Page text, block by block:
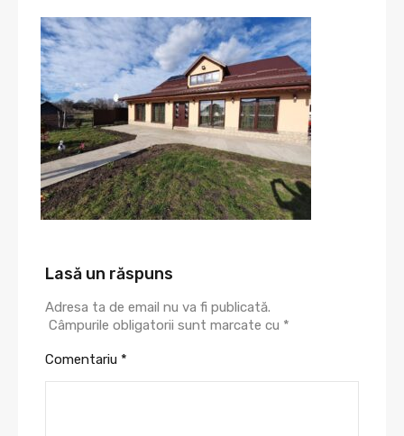
Lasă un răspuns
Adresa ta de email nu va fi publicată.
Câmpurile obligatorii sunt marcate cu *
Comentariu *